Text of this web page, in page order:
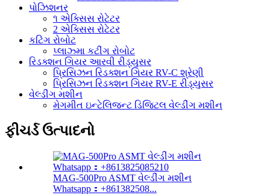
પોઝિશનર
૧ એક્સિસ રોટેટર
2 એક્સિસ રોટેટર
કટિંગ રોબોટ
પ્લાઝ્મા કટીંગ રોબોટ
રિડક્શન ગિયર આરવી રીડ્યુસર
પ્રિસિઝન રિડક્શન ગિયર RV-C શ્રેણી
પ્રિસિઝન રિડક્શન ગિયર RV-E રીડ્યુસર
વેલ્ડીંગ મશીન
મેગમીત ઇન્ટેલિજન્ટ ડિજિટલ વેલ્ડીંગ મશીન
ફીચર્ડ ઉત્પાદનો
MAG-500Pro ASMT વેલ્ડીંગ મશીન
Whatsapp：+861382508...